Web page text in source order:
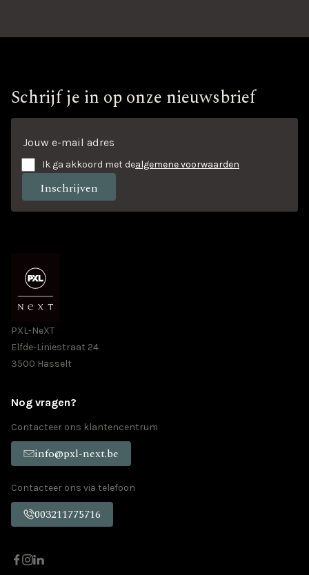
Schrijf je in op onze nieuwsbrief
Ik ga akkoord met dealgemene voorwaarden
PXL-NeXT
Elfde-Liniestraat 24
3500 Hasselt
Nog vragen?
Contacteer ons klantencentrum
info@pxl-next.be
Contacteer ons via telefoon
003211775716